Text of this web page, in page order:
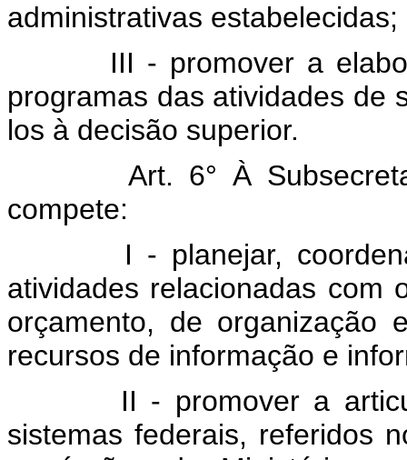
administrativas estabelecidas;
III - promover a
programas das atividades de
los à decisão superior.
Art. 6° À Subsecretaria
compete:
I - planejar, coordenar
atividades relacionadas com
orçamento, de organização
recursos de informação e
II - promover a
sistemas federais, referidos